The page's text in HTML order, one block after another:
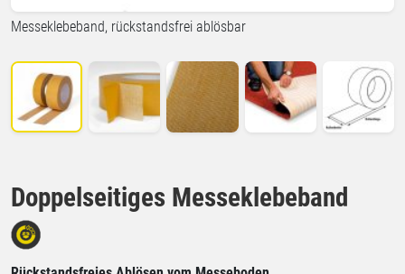
Doppelseitiges Messeklebeband
Messeklebeband, rückstandsfrei ablösbar